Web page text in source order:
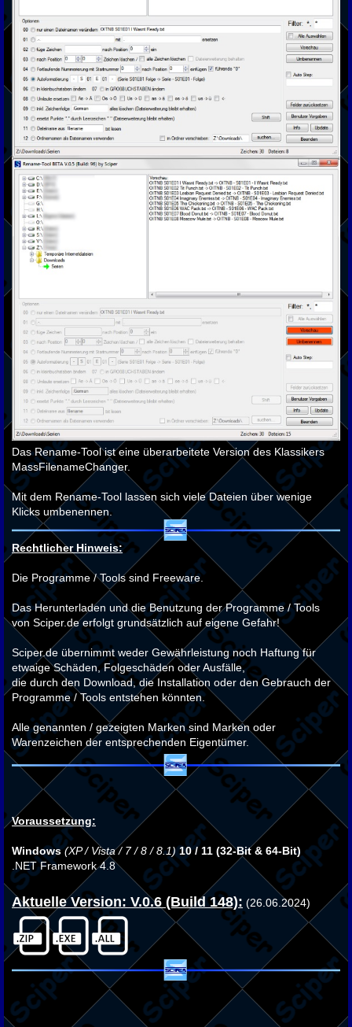
Das Rename-Tool ist eine überarbeitete Version des Klassikers
MassFilenameChanger.
Mit dem Rename-Tool lassen sich viele Dateien über wenige
Klicks umbenennen.
Rechtlicher Hinweis:
Die Programme / Tools sind Freeware.
Das Herunterladen und die Benutzung der Programme / Tools
von Sciper.de erfolgt grundsätzlich auf eigene Gefahr!
Sciper.de übernimmt weder Gewährleistung noch Haftung für
etwaige Schäden, Folgeschäden oder Ausfälle,
die durch den Download, die Installation oder den Gebrauch der
Programme / Tools entstehen könnten.
Alle genannten / gezeigten Marken sind Marken oder
Warenzeichen der entsprechenden Eigentümer.
Voraussetzung:
Windows (XP / Vista / 7 / 8 / 8.1) 10 / 11 (32-Bit & 64-Bit)
.NET Framework 4.8
Aktuelle Version: V.0.6 (Build 148): (26.06.2024)